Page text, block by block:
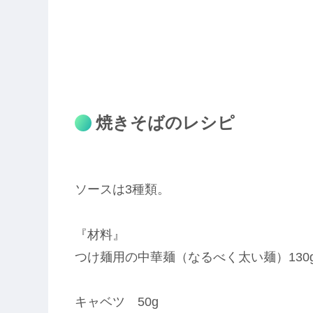
焼きそばのレシピ
ソースは3種類。
『材料』
つけ麺用の中華麺（なるべく太い麺）
キャベツ 50g